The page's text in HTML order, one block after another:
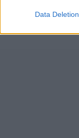
Data Deletion